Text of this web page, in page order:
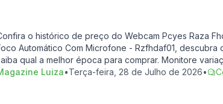
o histórico de preço do Webcam Pcyes Raza
Automático Com Microfone - Rzfhdaf01 ,
qual a melhor época para comprar. Monitore
Luiza•Terça-feira, 28 de Julho de 2026•